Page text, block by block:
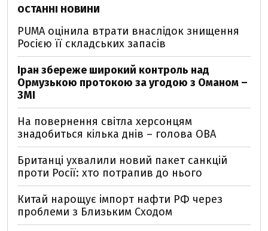
ОСТАННІ НОВИНИ
PUMA оцінила втрати внаслідок знищення
Росією її складських запасів
Іран збереже широкий контроль над
Ормузькою протокою за угодою з Оманом –
ЗМІ
На повернення світла херсонцям
знадобиться кілька днів – голова ОВА
Британці ухвалили новий пакет санкцій
проти Росії: хто потрапив до нього
Китай нарощує імпорт нафти РФ через
проблеми з Близьким Сходом